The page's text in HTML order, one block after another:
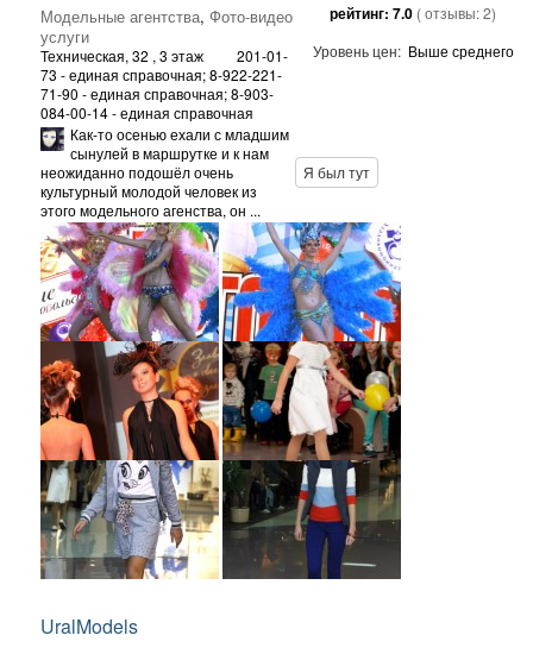
Модельные агентства, Фото-видео
услуги
Техническая, 32 , 3 этаж
201-01-
73 - единая справочная; 8-922-221-
71-90 - единая справочная; 8-903-
084-00-14 - единая справочная
рейтинг: 7.0 ( отзывы:2)
Уровень цен: Выше среднего
Как-то осенью ехали с младшим
сынулей в маршрутке и к нам
неожиданно подошёл очень
культурный молодой человек из
этого модельного агенства, он ...
Я был тут
UralModels